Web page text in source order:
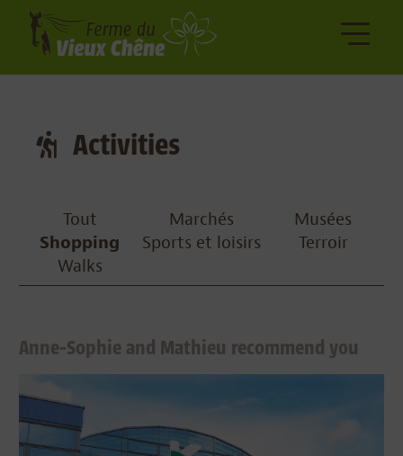
Activities
Tout Marchés
Musées
Shopping
Sports et loisirs
Terroir
Walks
Anne-Sophie and Mathieu recommend you